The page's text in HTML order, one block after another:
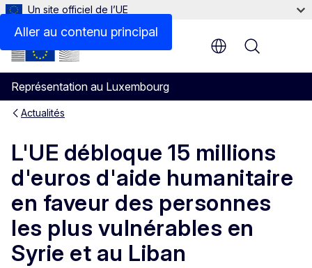
Aller au contenu principal
Un site officiel de l’UE
Représentation au Luxembourg
Menu
Actualités
L'UE débloque 15 millions
d'euros d'aide humanitaire
en faveur des personnes
les plus vulnérables en
Syrie et au Liban